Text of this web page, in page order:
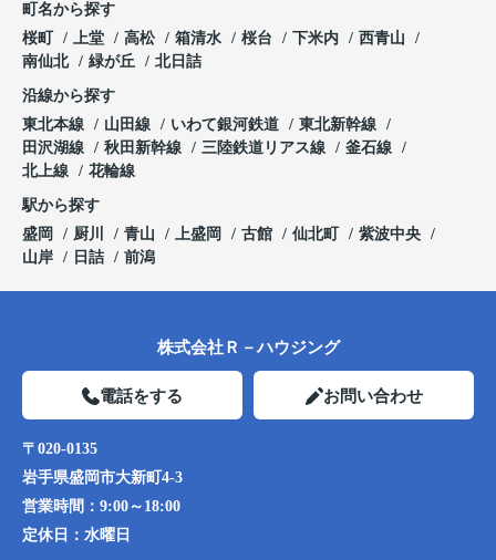
町名から探す
桜町
上堂 高松 箱清水 桜台 下米内
西青山
南仙北
緑が丘 北日詰
沿線から探す
東北本線
山田線 いわて銀河鉄道
東北新幹線
田沢湖線
秋田新幹線 三陸鉄道リアス線
釜石線
北上線
花輪線
駅から探す
盛岡
厨川 青山 上盛岡 古館 仙北町
紫波中央
山岸
日詰 前潟
株式会社Ｒ－ハウジング
電話をする お問い合わせ
〒020-0135
岩手県盛岡市大新町4-3
営業時間： 9:00～18:00
定休日： 水曜日